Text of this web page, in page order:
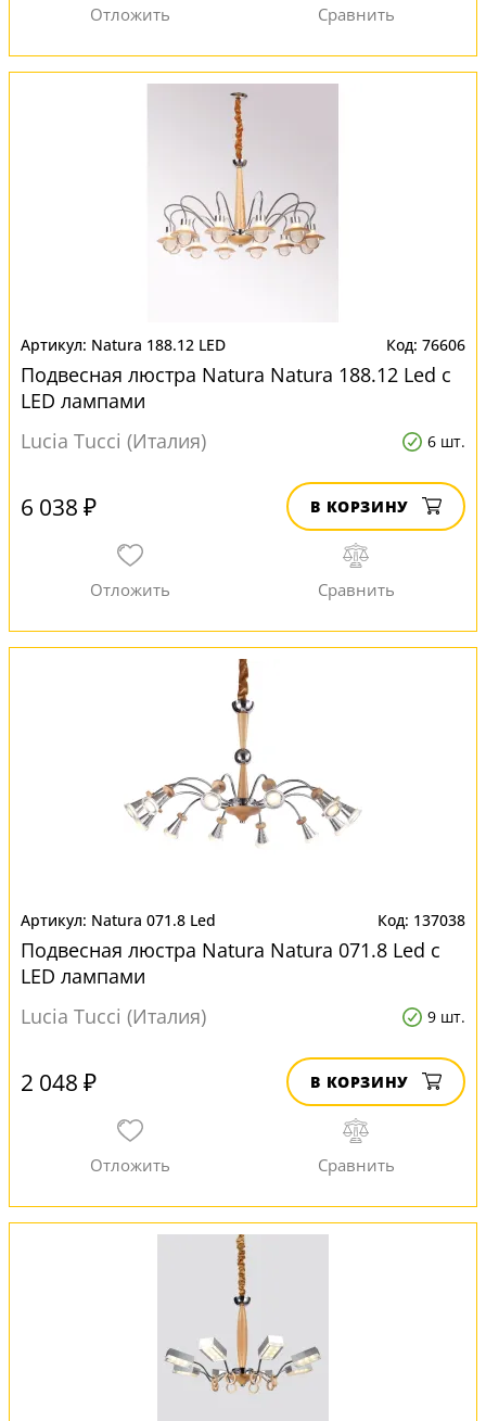
Natura 188.12 LED 76606
Подвесная люстра Natura Natura 188.12 Led с
LED лампами
Lucia Tucci (Италия)
6 шт.
6 038 ₽ В КОРЗИНУ
Natura 071.8 Led 137038
Подвесная люстра Natura Natura 071.8 Led с
LED лампами
Lucia Tucci (Италия)
9 шт.
2 048 ₽ В КОРЗИНУ